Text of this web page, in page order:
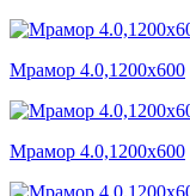
Мрамор 4.0,1200x600
Мрамор 4.0,1200x600